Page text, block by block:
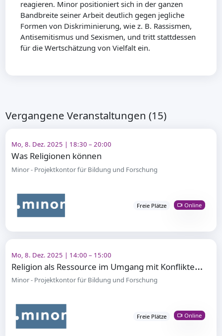
reagieren. Minor positioniert sich in der ganzen
Bandbreite seiner Arbeit deutlich gegen jegliche
Formen von Diskriminierung, wie z. B. Rassismen,
Antisemitismus und Sexismen, und tritt stattdessen
für die Wertschätzung von Vielfalt ein.
Vergangene Veranstaltungen (15)
Mo, 8. Dez. 2025 | 18:30 – 20:00
Was Religionen können
Minor - Projektkontor für Bildung und Forschung
Freie Plätze Online
Mo, 8. Dez. 2025 | 14:00 – 15:00
R
eligion als Ressource im Umgang mit Konflikten?!
Minor - Projektkontor für Bildung und Forschung
Freie Plätze Online